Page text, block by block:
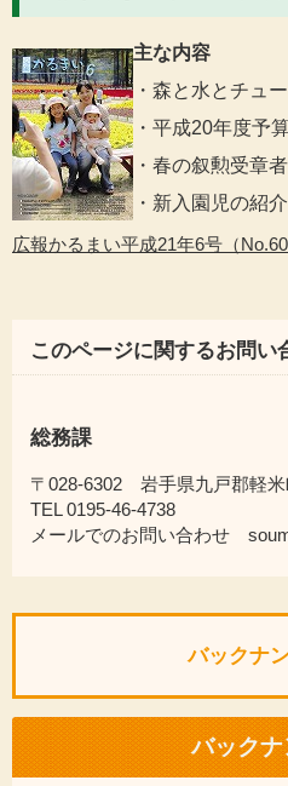
主な内容
・森と水とチュ
・平成20年度予
・春の叙勲受章者
・新入園児の紹介
広報かるまい平成21年6号（
このページに関するお問い
総務課
〒028-6302 岩手県九戸郡軽米
TEL 0195-46-4738
メールでのお問い合わせ
バックナ
バック